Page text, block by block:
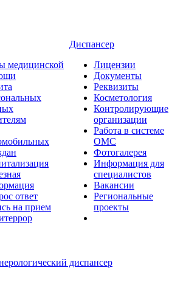
медицинской
ответ
на прием
Диспансер
Лицензии
Документы
Реквизиты
Косметология
Контролирующие
организации
Работа в системе
ОМС
Фотогалерея
Информация для
специалистов
Вакансии
Региональные
проекты